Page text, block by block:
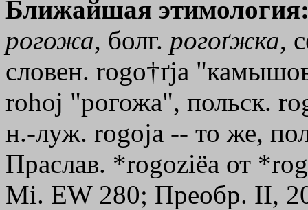
Ближайшая
рогожа, болг. рогоґжка,
словен. rogo†ґјa
rоhој "рогожа", польск.
н.-луж. rоgоја -- то же,
Праслав. *rogoziёa от
Мi. ЕW 280; Преобр. II,